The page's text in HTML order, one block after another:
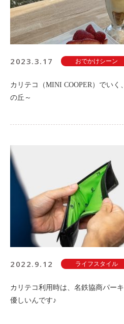
2023.3.17 おでかけシーン
カリテコ（MINI COOPER）でい
の丘～
2022.9.12 ライフスタイル
カリテコ利用時は、名鉄協商パー
優しいんです♪